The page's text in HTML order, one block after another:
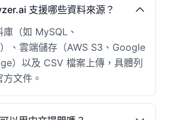
支援哪些資料來源？
（如 MySQL、
、雲端儲存（AWS S3、Google
）以及 CSV 檔案上傳，具體列
文件。